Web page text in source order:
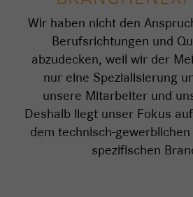
Wir haben nicht den
Berufsrichtungen und
abzudecken, weil wir der
nur eine Spezialisierung
unsere Mitarbeiter und
Deshalb liegt unser Fokus
dem technisch-
spezifischen